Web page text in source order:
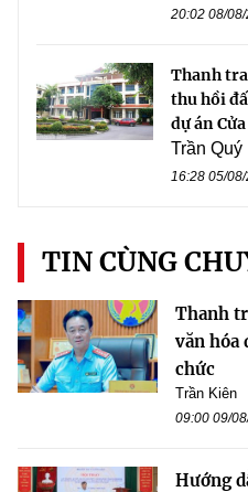
20:02 08/
Thanh
thu hồi
dự án
Trần Quý
16:28 05/
TIN CÙNG
Thanh
văn hóa
chức
Trần Kiên
09:00 09/
Hướng